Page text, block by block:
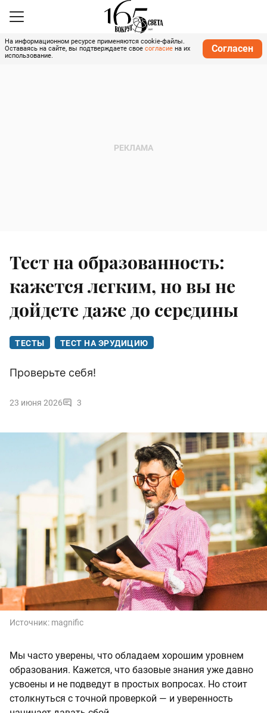
На информационном ресурсе применяются cookie-файлы.
Оставаясь на сайте, вы подтверждаете свое согласие на их
использование.
Согласен
Тест на образованность:
кажется легким, но вы не
дойдете даже до середины
ТЕСТЫ ТЕСТ НА ЭРУДИЦИЮ
Проверьте себя!
23 июня 2026 3
Источник: magnific
Мы часто уверены, что обладаем хорошим уровнем
образования. Кажется, что базовые знания уже давно
усвоены и не подведут в простых вопросах. Но стоит
столкнуться с точной проверкой — и уверенность